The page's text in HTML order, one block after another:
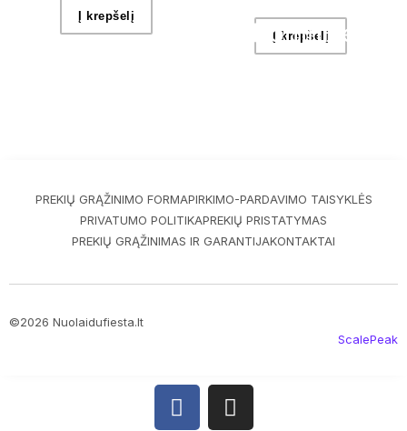
Į krepšelį
Į krepšelį
PREKIŲ GRĄŽINIMO FORMAPIRKIMO-PARDAVIMO TAISYKLĖS
PRIVATUMO POLITIKAPREKIŲ PRISTATYMAS
PREKIŲ GRĄŽINIMAS IR GARANTIJAKONTAKTAI
©2026 Nuolaidufiesta.lt
ScalePeak